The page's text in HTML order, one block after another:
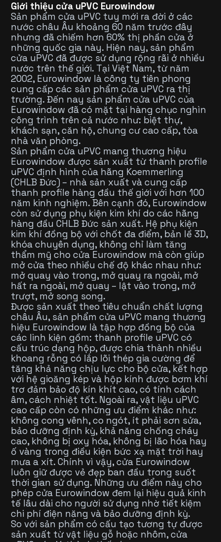
Giới thiệu cửa uPVC Eurowindow
Sản phẩm cửa uPVC tuy mới ra đời ở các
nước châu Âu khoảng 60 năm trước đây
nhưng đã chiếm hơn 60% thị phần cửa ở
những quốc gia này. Hiện nay, sản phẩm
cửa uPVC đã được sử dụng rộng rãi ở nhiều
nước trên thế giới. Tại Việt Nam, từ năm
2002, Eurowindow là công ty tiên phong
cung cấp các sản phẩm cửa uPVC ra thị
trường. Đến nay sản phẩm cửa uPVC của
Eurowindow đã có mặt tại hàng chục nghìn
công trình trên cả nước như: biệt thự,
khách sạn, căn hộ, chung cư cao cấp, tòa
nhà văn phòng.
Sản phẩm cửa uPVC mang thương hiệu
Eurowindow được sản xuất từ thanh profile
uPVC định hình của hãng Koemmerling
(CHLB Đức) – nhà sản xuất và cung cấp
thanh profile hàng đầu thế giới với hơn 100
năm kinh nghiệm. Bên cạnh đó, Eurowindow
còn sử dụng phụ kiện kim khí do các hãng
hàng đầu CHLB Đức sản xuất. Hệ phụ kiện
kim khí đồng bộ với chốt đa điểm, bản lề 3D,
khóa chuyên dụng, không chỉ làm tăng
thẩm mỹ cho cửa Eurowindow mà còn giúp
mở cửa theo nhiều chế độ khác nhau như:
mở quay vào trong, mở quay ra ngoài, mở
hất ra ngoài, mở quay – lật vào trong, mở
trượt, mở song song.
Được sản xuất theo tiêu chuẩn chất lượng
châu Âu, sản phẩm cửa uPVC mang thương
hiệu Eurowindow là tập hợp đồng bộ của
các linh kiện gồm: thanh profile uPVC có
cấu trúc dạng hộp, được chia thành nhiều
khoang rỗng có lắp lõi thép gia cường để
tăng khả năng chịu lực cho bộ cửa, kết hợp
với hệ gioăng kép và hộp kính được bơm khí
trơ đảm bảo độ kín khít cao, có tính cách
âm, cách nhiệt tốt. Ngoài ra, vật liệu uPVC
cao cấp còn có những ưu điểm khác như:
không cong vênh, co ngót, ít phải sơn sửa,
bảo dưỡng định kỳ, khả năng chống cháy
cao, không bị oxy hóa, không bị lão hóa hay
ố vàng trong điều kiện bức xạ mặt trời hay
mưa a xít. Chính vì vậy, cửa Eurowindow
luôn giữ được vẻ đẹp ban đầu trong suốt
thời gian sử dụng. Những ưu điểm này cho
phép cửa Eurowindow đem lại hiệu quả kinh
tế lâu dài cho người sử dụng nhờ tiết kiệm
chi phí điện năng và bảo dưỡng định kỳ.
So với sản phẩm có cấu tạo tương tự được
sản xuất từ vật liệu gỗ hoặc nhôm, cửa